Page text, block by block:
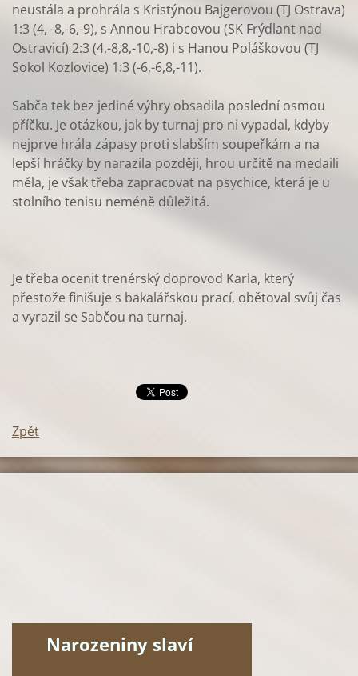
neustála a prohrála s Kristýnou Bajgerovou (TJ Ostrava)
1:3 (4, -8,-6,-9), s Annou Hrabcovou (SK Frýdlant nad
Ostravicí) 2:3 (4,-8,8,-10,-8) i s Hanou Poláškovou (TJ
Sokol Kozlovice) 1:3 (-6,-6,8,-11).
Sabča tek bez jediné výhry obsadila poslední osmou
příčku. Je otázkou, jak by turnaj pro ni vypadal, kdyby
nejprve hrála zápasy proti slabším soupeřkám a na
lepší hráčky by narazila později, hrou určitě na medaili
měla, je však třeba zapracovat na psychice, která je u
stolního tenisu neméně důležitá.
Je třeba ocenit trenérský doprovod Karla, který
přestože finišuje s bakalářskou prací, obětoval svůj čas
a vyrazil se Sabčou na turnaj.
Zpět
Narozeniny slaví